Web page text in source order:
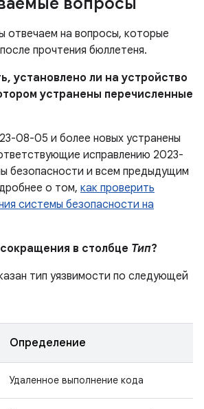
отвечаем на вопросы, которые
прочтения бюллетеня.
установлено ли на устройство
устранены перечисленные
08-05 и более новых устранены
исправлению 2023-
безопасности и всем предыдущим
о том, как проверить
системы безопасности на
в столбце Тип?
тип уязвимости по следующей
Определение
Удаленное выполнение кода